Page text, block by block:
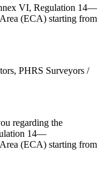
VI, Regulation 14—
(ECA) starting from
PHRS Surveyors /
regarding the
14—
(ECA) starting from